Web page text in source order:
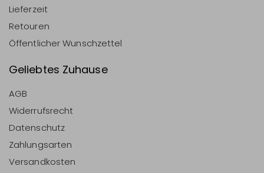
Lieferzeit
Retouren
Öffentlicher Wunschzettel
Geliebtes Zuhause
AGB
Widerrufsrecht
Datenschutz
Zahlungsarten
Versandkosten